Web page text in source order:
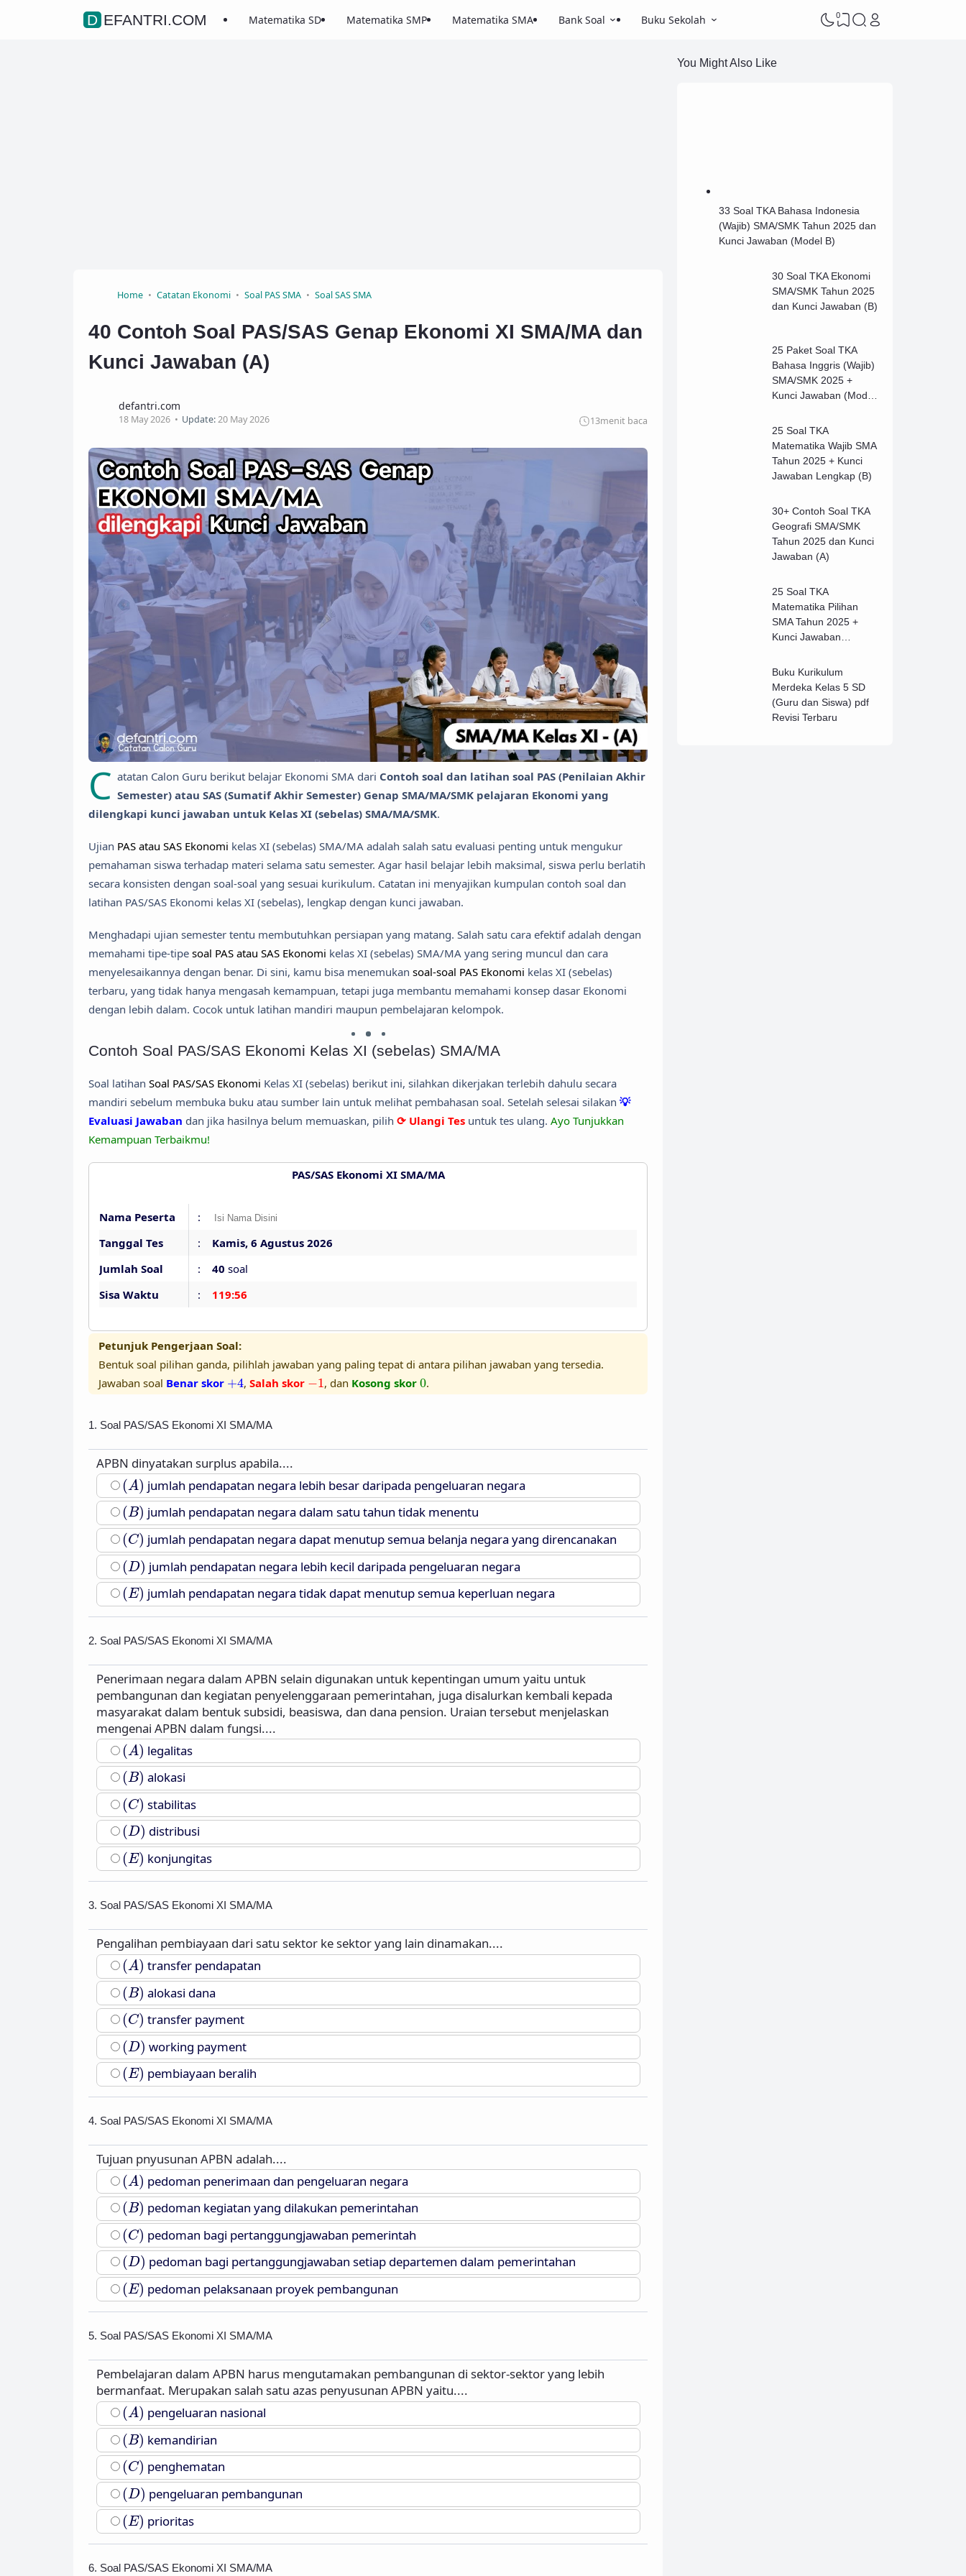
DEFANTRI.COM Matematika SD Matematika SMP Matematika SMA Bank Soal Buku Sekolah 0
Home Catatan Ekonomi Soal PAS SMA Soal SAS SMA
40 Contoh Soal PAS/SAS Genap Ekonomi XI SMA/MA dan
Kunci Jawaban (A)
defantri.com
18 May 2026 Update:20 May 2026 13menit baca
C atatan Calon Guru berikut belajar Ekonomi SMA dari Contoh soal dan latihan soal PAS (Penilaian Akhir
Semester) atau SAS (Sumatif Akhir Semester) Genap SMA/MA/SMK pelajaran Ekonomi yang
dilengkapi kunci jawaban untuk Kelas XI (sebelas) SMA/MA/SMK.
Ujian PAS atau SAS Ekonomi kelas XI (sebelas) SMA/MA adalah salah satu evaluasi penting untuk mengukur
pemahaman siswa terhadap materi selama satu semester. Agar hasil belajar lebih maksimal, siswa perlu berlatih
secara konsisten dengan soal-soal yang sesuai kurikulum. Catatan ini menyajikan kumpulan contoh soal dan
latihan PAS/SAS Ekonomi kelas XI (sebelas), lengkap dengan kunci jawaban.
Menghadapi ujian semester tentu membutuhkan persiapan yang matang. Salah satu cara efektif adalah dengan
memahami tipe-tipe soal PAS atau SAS Ekonomi kelas XI (sebelas) SMA/MA yang sering muncul dan cara
menyelesaikannya dengan benar. Di sini, kamu bisa menemukan soal-soal PAS Ekonomi kelas XI (sebelas)
terbaru, yang tidak hanya mengasah kemampuan, tetapi juga membantu memahami konsep dasar Ekonomi
dengan lebih dalam. Cocok untuk latihan mandiri maupun pembelajaran kelompok.
Contoh Soal PAS/SAS Ekonomi Kelas XI (sebelas) SMA/MA
Soal latihan Soal PAS/SAS Ekonomi Kelas XI (sebelas) berikut ini, silahkan dikerjakan terlebih dahulu secara
mandiri sebelum membuka buku atau sumber lain untuk melihat pembahasan soal. Setelah selesai silakan 💡
Evaluasi Jawaban dan jika hasilnya belum memuaskan, pilih ⟳ Ulangi Tes untuk tes ulang. Ayo Tunjukkan
Kemampuan Terbaikmu!
PAS/SAS Ekonomi XI SMA/MA
Nama Peserta
:
Tanggal Tes
: Kamis, 6 Agustus 2026
Jumlah Soal
: 40 soal
Sisa Waktu
: 119:55
Petunjuk Pengerjaan Soal:
Bentuk soal pilihan ganda, pilihlah jawaban yang paling tepat di antara pilihan jawaban yang tersedia.
Jawaban soal Benar skor +4
+ 4 , Salah skor −1
1 , dan Kosong skor 0
0.
1. Soal PAS/SAS Ekonomi XI SMA/MA
APBN dinyatakan surplus apabila....
(A)
(A) jumlah pendapatan negara lebih besar daripada pengeluaran negara
(B)
(B) jumlah pendapatan negara dalam satu tahun tidak menentu
(C)
(C) jumlah pendapatan negara dapat menutup semua belanja negara yang direncanakan
( D)
(D) jumlah pendapatan negara lebih kecil daripada pengeluaran negara
(E)
(E) jumlah pendapatan negara tidak dapat menutup semua keperluan negara
2. Soal PAS/SAS Ekonomi XI SMA/MA
Penerimaan negara dalam APBN selain digunakan untuk kepentingan umum yaitu untuk
pembangunan dan kegiatan penyelenggaraan pemerintahan, juga disalurkan kembali kepada
masyarakat dalam bentuk subsidi, beasiswa, dan dana pension. Uraian tersebut menjelaskan
mengenai APBN dalam fungsi....
(A)
(A) legalitas
(B)
(B) alokasi
(C)
(C) stabilitas
(D)
(D) distribusi
( E)
(E) konjungitas
3. Soal PAS/SAS Ekonomi XI SMA/MA
Pengalihan pembiayaan dari satu sektor ke sektor yang lain dinamakan....
(A)
(A) transfer pendapatan
(B)
(B) alokasi dana
(C)
(C) transfer payment
(D)
(D) working payment
(E)
(E) pembiayaan beralih
4. Soal PAS/SAS Ekonomi XI SMA/MA
Tujuan pnyusunan APBN adalah....
(A)
(A) pedoman penerimaan dan pengeluaran negara
(B)
(B) pedoman kegiatan yang dilakukan pemerintahan
(C)
(C) pedoman bagi pertanggungjawaban pemerintah
(D)
(D) pedoman bagi pertanggungjawaban setiap departemen dalam pemerintahan
(E)
(E) pedoman pelaksanaan proyek pembangunan
5. Soal PAS/SAS Ekonomi XI SMA/MA
Pembelajaran dalam APBN harus mengutamakan pembangunan di sektor-sektor yang lebih
bermanfaat. Merupakan salah satu azas penyusunan APBN yaitu....
(A)
(A) pengeluaran nasional
(B)
(B) kemandirian
(C)
(C) penghematan
(D)
(D) pengeluaran pembangunan
( E)
(E) prioritas
6. Soal PAS/SAS Ekonomi XI SMA/MA
You Might Also Like
33 Soal TKA Bahasa Indonesia
(Wajib) SMA/SMK Tahun 2025 dan
Kunci Jawaban (Model B)
30 Soal TKA Ekonomi
SMA/SMK Tahun 2025
dan Kunci Jawaban (B)
25 Paket Soal TKA
Bahasa Inggris (Wajib)
SMA/SMK 2025 +
Kunci Jawaban (Model
25 Soal TKA
Matematika Wajib SMA
Tahun 2025 + Kunci
Jawaban Lengkap (B)
30+ Contoh Soal TKA
Geografi SMA/SMK
Tahun 2025 dan Kunci
Jawaban (A)
25 Soal TKA
Matematika Pilihan
SMA Tahun 2025 +
Kunci Jawaban
Buku Kurikulum
Merdeka Kelas 5 SD
(Guru dan Siswa) pdf
Revisi Terbaru